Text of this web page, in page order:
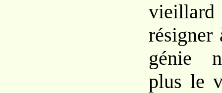
vieillard
résigner
génie
plus le